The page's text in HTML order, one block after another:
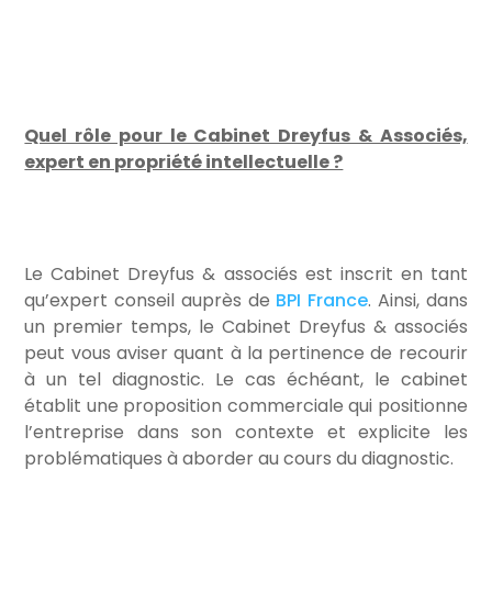
Quel rôle pour le Cabinet Dreyfus & Associés,
expert en propriété intellectuelle ?
Le Cabinet Dreyfus & associés est inscrit en tant
qu’expert conseil auprès de BPI France. Ainsi, dans
un premier temps, le Cabinet Dreyfus & associés
peut vous aviser quant à la pertinence de recourir
à un tel diagnostic. Le cas échéant, le cabinet
établit une proposition commerciale qui positionne
l’entreprise dans son contexte et explicite les
problématiques à aborder au cours du diagnostic.